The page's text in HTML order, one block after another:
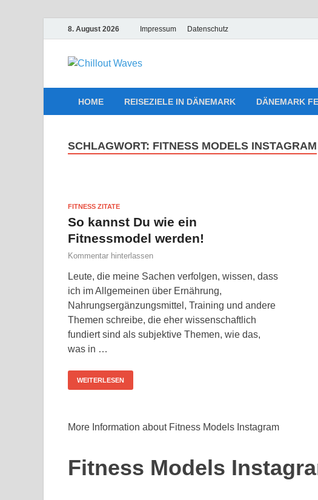
8. August 2026 Impressum Datenschutz
Chillout
HOME REISEZIELE IN DÄNEMARK DÄNEMARK
SCHLAGWORT: FITNESS MODELS INSTAGRAM
FITNESS ZITATE
So kannst Du wie ein
Fitnessmodel werden!
Kommentar hinterlassen
Leute, die meine Sachen verfolgen, wissen, dass
ich im Allgemeinen über Ernährung,
Nahrungsergänzungsmittel, Training und andere
Themen schreibe, die eher wissenschaftlich
fundiert sind als subjektive Themen, wie das,
was in …
WEITERLESEN
More Information about Fitness Models Instagram
Fitness Models